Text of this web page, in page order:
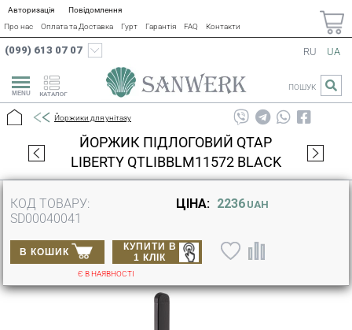
Авторизація
Повідомлення
Про нас
Оплата та Доставка Гурт Гарантія FAQ Контакти
(099) 613 07 07
КАТАЛОГ
RU UA
ПОШУК
Йоржики для унітазу
ЙОРЖИК ПІДЛОГОВИЙ QTAP
LIBERTY QTLIBBLM11572 BLACK
КОД ТОВАРУ:
SD00040041
ЦІНА: 2236 UAH
В КОШИК
КУПИТИ В
1 КЛІК
Є В НАЯВНОСТІ